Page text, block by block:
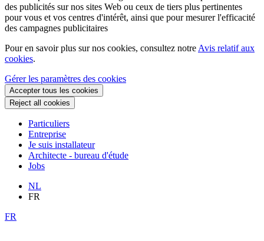
des publicités sur nos sites Web ou ceux de tiers plus pertinentes
pour vous et vos centres d'intérêt, ainsi que pour mesurer l'efficacité
des campagnes publicitaires
Pour en savoir plus sur nos cookies, consultez notre Avis relatif aux
cookies.
Gérer les paramètres des cookies
Accepter tous les cookies
Reject all cookies
Particuliers
Entreprise
Je suis installateur
Architecte - bureau d'étude
Jobs
NL
FR
FR